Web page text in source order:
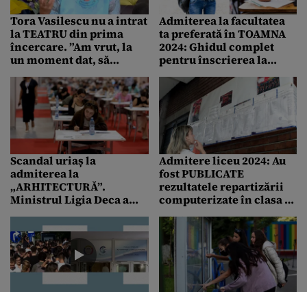
Tora Vasilescu nu a intrat
la TEATRU din prima
încercare. ”Am vrut, la
un moment dat, să
Admiterea la facultatea
ta preferată în TOAMNA
2024: Ghidul complet
pentru înscrierea la
România
Scandal uriaș la
admiterea la
„ARHITECTURĂ”.
Ministrul Ligia Deca a
la Universitatea „Ion
Mincu”
Admitere liceu 2024: Au
fost PUBLICATE
rezultatele repartizării
computerizate în clasa a
dosarele de înscriere